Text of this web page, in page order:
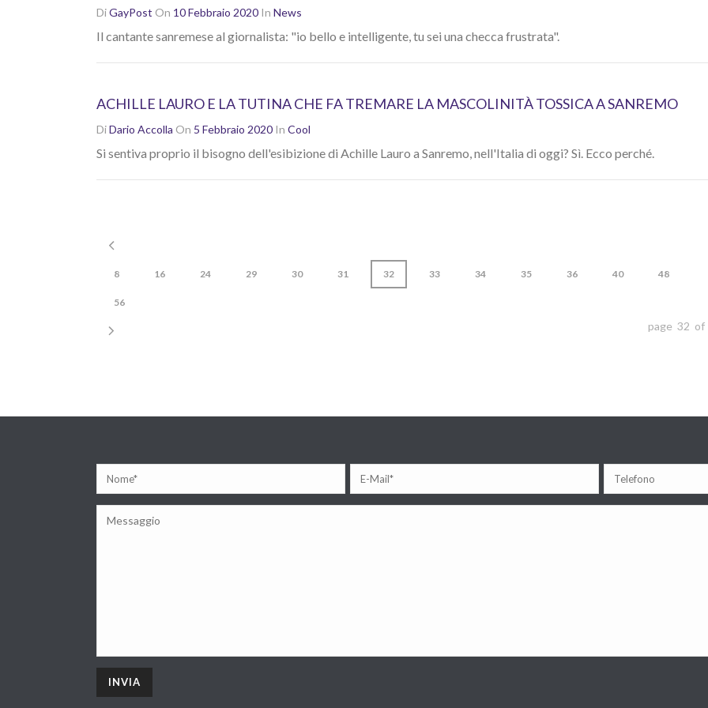
DiGayPost On 10 Febbraio 2020 In News
Il cantante sanremese al giornalista: "io bello e intelligente, tu sei una checca frustrata".
ACHILLE LAURO E LA TUTINA CHE FA TREMARE LA MASCOLINITÀ TOSSICA A SANREMO
DiDario Accolla On 5 Febbraio 2020 In Cool
Si sentiva proprio il bisogno dell'esibizione di Achille Lauro a Sanremo, nell'Italia di oggi? Sì. Ecco perché.
8 16 24 29 30 31 32 33 34 35 36 40 48
56
page 32 of